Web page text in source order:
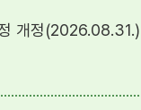
개정(2026.08.31.)